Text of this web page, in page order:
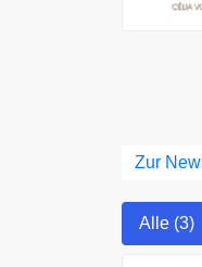
Zur
Alle (3)